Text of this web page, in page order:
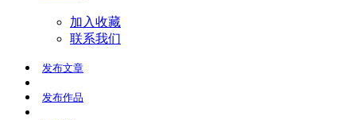
加入收藏
联系我们
发布文章
发布作品